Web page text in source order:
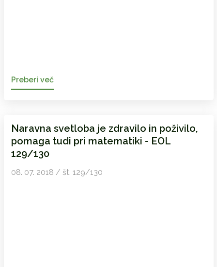
Preberi več
Naravna svetloba je zdravilo in poživilo,
pomaga tudi pri matematiki - EOL
129/130
08. 07. 2018 / št. 129/130